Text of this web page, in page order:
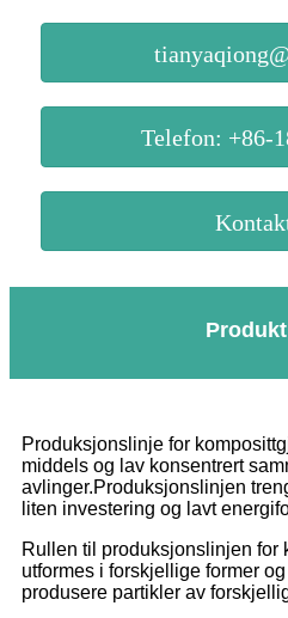
Telefon: +86-
Produksjonslinje for
middels og lav konsentrert
avlinger.Produksjonslinjen
liten investering og lavt
Rullen til produksjonslinjen for
utformes i forskjellige former
produsere partikler av